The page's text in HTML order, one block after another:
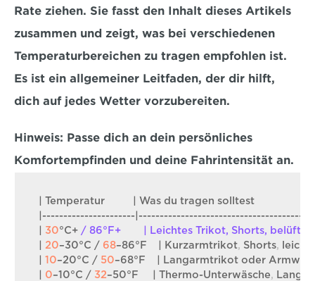
Rate ziehen. Sie fasst den Inhalt dieses Artikels
zusammen und zeigt, was bei verschiedenen
Temperaturbereichen zu tragen empfohlen ist.
Es ist ein allgemeiner Leitfaden, der dir hilft,
dich auf jedes Wetter vorzubereiten.
Hinweis: Passe dich an dein persönliches
Komfortempfinden und deine Fahrintensität an.
Temperatur Was du tragen solltest
|----------------------
30°C+ / 86°F+        | Leichtes Trikot, Shorts,
20–30°C / 68–86°F Kurzarmtrikot, Shorts,
10–20°C / 50–68°F Langarmtrikot oder
0–10°C / 32–50°F Thermo-Unterwäsche,